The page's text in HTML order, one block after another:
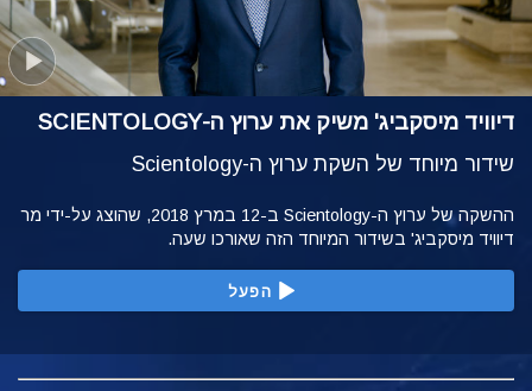
דיוויד מיסקביג' משיק את ערוץ ה-SCIENTOLOGY
שידור מיוחד של השקת ערוץ ה-Scientology
ההשקה של ערוץ ה-Scientology ב-12 במרץ 2018, שהוצג על-ידי מר
דיוויד מיסקביג' בשידור המיוחד הזה שאורכו שעה.
הפעל